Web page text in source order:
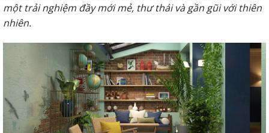
một trải nghiệm đầy mới mẻ, thư thái và gần gũi với thiên
nhiên.